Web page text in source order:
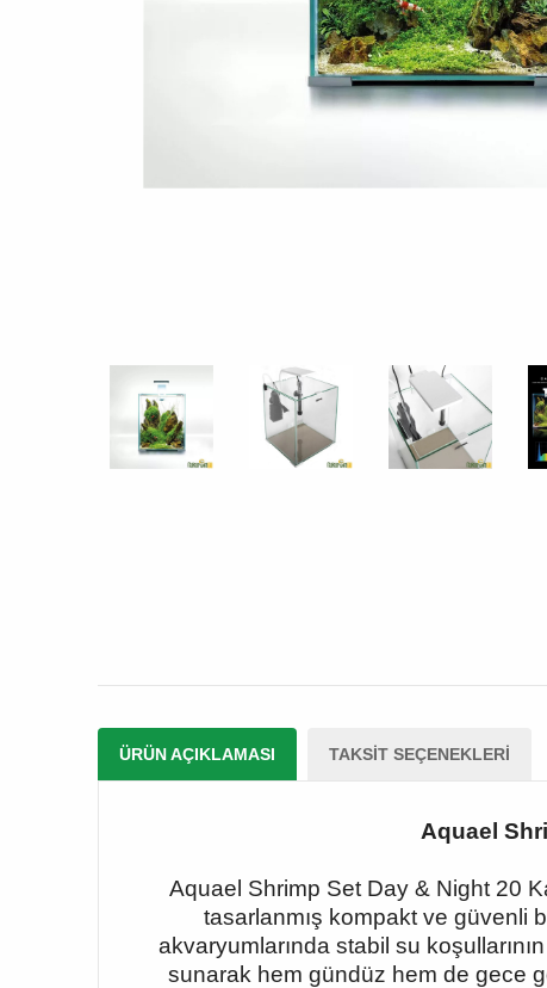
ÜRÜN AÇIKLAMASI TAKSIT SEÇENEKLERI
Aquael
Aquael Shrimp Set Day & Night 20
tasarlanmış kompakt ve güvenli
akvaryumlarında stabil su
sunarak hem gündüz hem de gece